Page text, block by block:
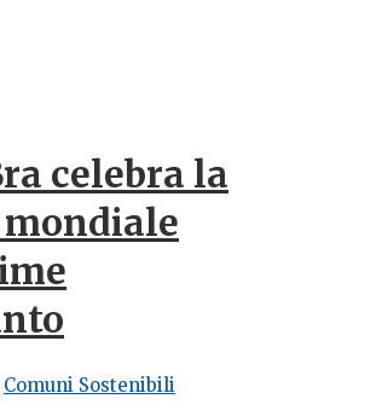
celebra la
Comuni Sostenibili